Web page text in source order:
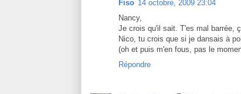
Fiso 14 octobre, 2009 23:04
Nancy,
Je crois qu'il sait. T'es mal barrée,
Nico, tu crois que si je dansais à
(oh et puis m'en fous, pas le
Répondre